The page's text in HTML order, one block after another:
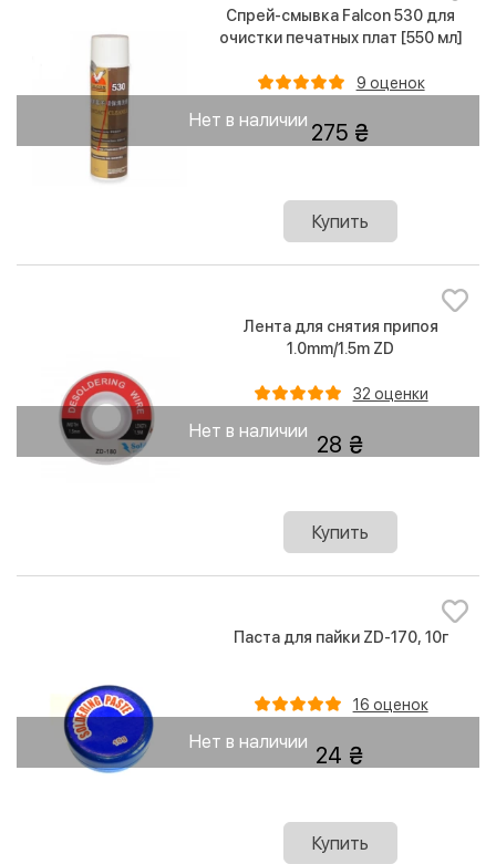
Нет в наличии
Спрей-смывка Falcon 530 для
очистки печатных плат [550 мл]
9 оценок
275
Купить
Нет в наличии
Лента для снятия припоя
1.0mm/1.5m ZD
32 оценки
28
Купить
Нет в наличии
Паста для пайки ZD-170, 10г
16 оценок
24
Купить